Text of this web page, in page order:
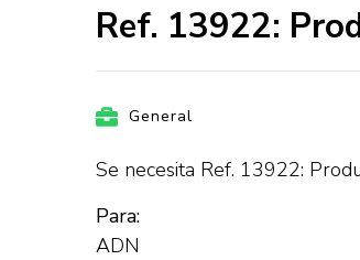
Ref. 13922:
General
Se necesita Ref. 13922:
Para:
ADN